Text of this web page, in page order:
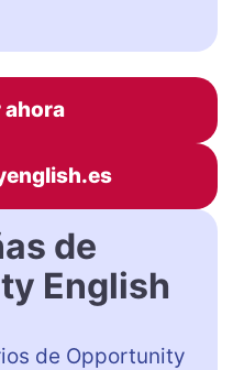
ahora
de
English
de Opportunity